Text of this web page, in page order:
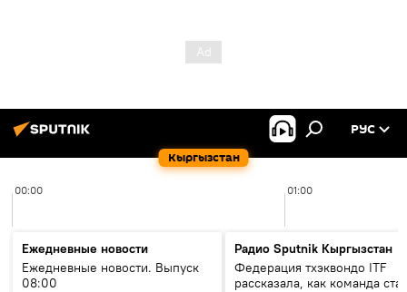
Кыргызстан
РУС
00:00 01:00
Ежедневные новости
Ежедневные новости. Выпуск
08:00
Радио Sputnik Кыргызстан
Федерация тхэквондо ITF
рассказала, как команда